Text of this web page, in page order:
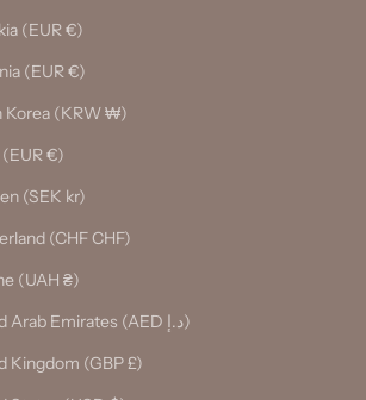
(EUR €)
(EUR €)
Korea (KRW ₩)
(EUR €)
(SEK kr)
(CHF CHF)
(UAH ₴)
United Arab Emirates (AED د.إ)
Kingdom (GBP £)